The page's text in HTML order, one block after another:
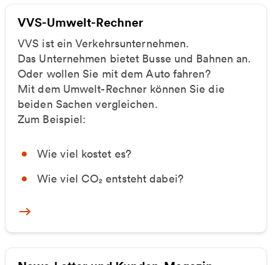
VVS-Umwelt-Rechner
VVS ist ein Verkehrsunternehmen.
Das Unternehmen bietet Busse und Bahnen an.
Oder wollen Sie mit dem Auto fahren?
Mit dem Umwelt-Rechner können Sie die
beiden Sachen vergleichen.
Zum Beispiel:
Wie viel kostet es?
Wie viel CO₂ entsteht dabei?
Mehr zum Umweltrechner